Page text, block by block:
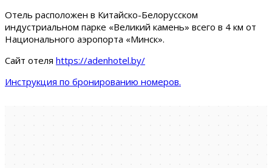
Отель расположен в Китайско-Белорусском
индустриальном парке «Великий камень» всего в 4 км от
Национального аэропорта «Минск».
Сайт отеля https://adenhotel.by/
Инструкция по бронированию номеров.